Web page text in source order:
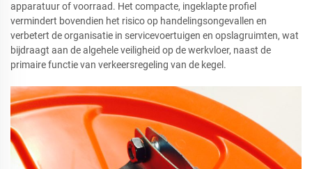
apparatuur of voorraad. Het compacte, ingeklapte profiel
vermindert bovendien het risico op handelingsongevallen en
verbetert de organisatie in servicevoertuigen en opslagruimten, wat
bijdraagt aan de algehele veiligheid op de werkvloer, naast de
primaire functie van verkeersregeling van de kegel.